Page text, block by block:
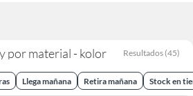
por material - kolor Resultados (45)
Llega mañana Retira mañana Stock en